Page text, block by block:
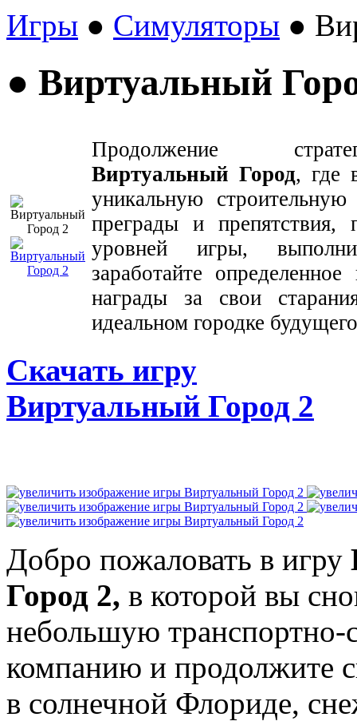
Игры ● Симуляторы ●
● Виртуальный
Продолжение
Виртуальный Город, где
уникальную
преграды и препятствия,
уровней игры,
заработайте
награды за свои
идеальном городке
Скачать игру
Виртуальный Город 2
Добро пожаловать в игру
Город 2, в которой вы
небольшую транспортно-
компанию и продолжите
в солнечной Флориде,